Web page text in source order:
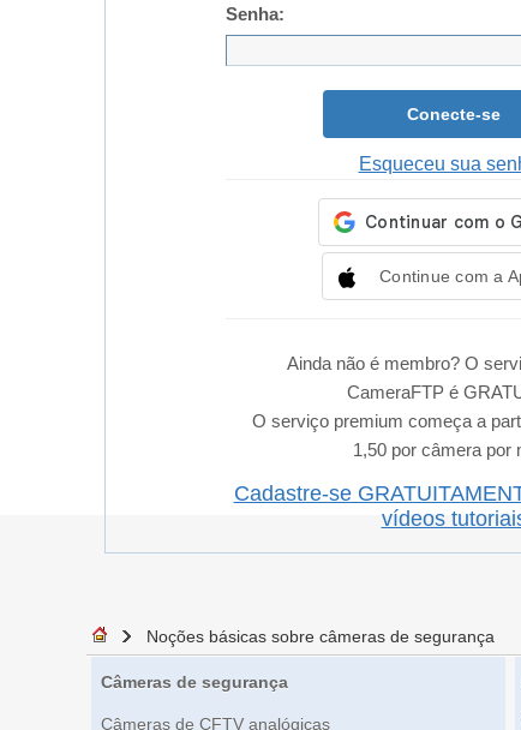
Senha:
Conecte-se
Esqueceu sua
Continue com a
Ainda não é membro? O
CameraFTP é
O serviço premium começa a
1,50 por câmera por
Cadastre-se
vídeos
Noções básicas sobre câmeras de segurança
Câmeras de segurança
Câmeras de CFTV analógicas